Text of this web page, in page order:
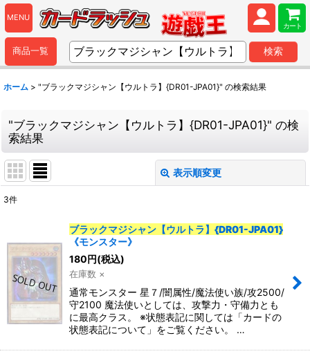
MENU
カート
商品一覧 検索
ホーム > "ブラックマジシャン【ウルトラ】{DR01-JPA01}" の検索結果
"ブラックマジシャン【ウルトラ】{DR01-JPA01}" の検
索結果
表示順変更
表示数:
並び順:
カテゴリ:
3件
ブラックマジシャン【ウルトラ】{DR01-JPA01}
《モンスター》
180円(税込)
在庫数 ×
通常モンスター 星７/闇属性/魔法使い族/攻2500/
守2100 魔法使いとしては、攻撃力・守備力とも
に最高クラス。 ※状態表記に関しては「カードの
状態表記について」をご覧ください。 …